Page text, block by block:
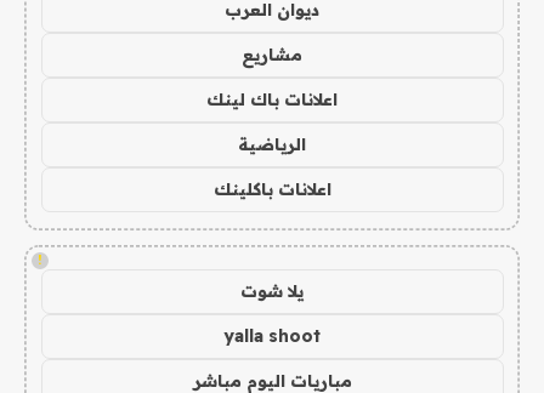
ديوان العرب
مشاريع
اعلانات باك لينك
الرياضية
اعلانات باكلينك
!
يلا شوت
yalla shoot
مباريات اليوم مباشر